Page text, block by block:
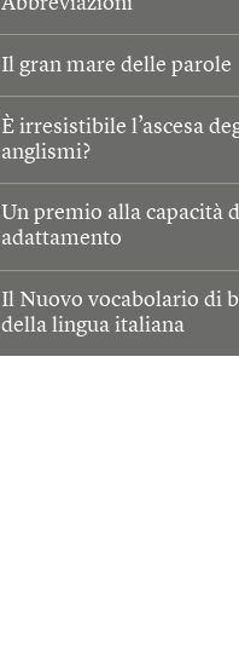
Il gran mare delle parole
È irresistibile l’ascesa
anglismi?
Un premio alla capacità
adattamento
Il Nuovo vocabolario di
della lingua italiana